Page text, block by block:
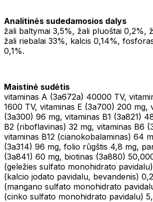
Analitinės sudedamosios dalys
žali baltymai 3,5%, žali pluoštai 0,2%,
žali riebalai 33%, kalcis 0,14%,
0,1%.
Maistinė sudėtis
vitaminas A (3a672a) 40000 TV,
1600 TV, vitaminas E (3a700) 200 mg,
(3a300) 96 mg, vitaminas B1 (3a821)
B2 (riboflavinas) 32 mg, vitaminas B6
vitaminas B12 (cianokobalaminas) 64
(3a314) 96 mg, folio rūgštis 4,8 mg,
(3a841) 60 mg, biotinas (3a880)
(geležies sulfato monohidrato
(kalcio jodato pavidalu, bevandenis)
(mangano sulfato monohidrato
(cinko sulfato monohidrato pavidalu)